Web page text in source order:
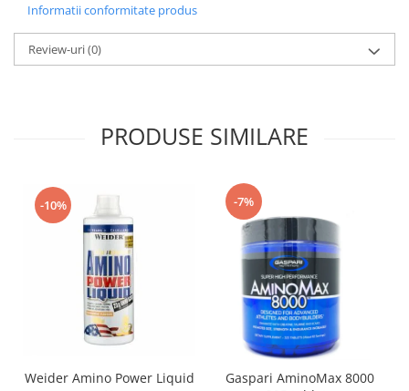
Informatii conformitate produs
Review-uri(0)
PRODUSE SIMILARE
-10%
Weider Amino Power Liquid
-7%
Gaspari AminoMax 8000